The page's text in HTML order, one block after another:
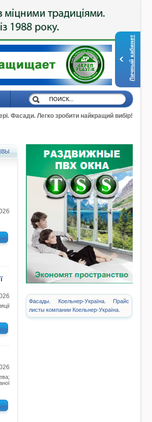
Личный кабинет
Фасади. Легко зробити найкращий вибір!
Фасады. Коельнер-Україна. Прайс
листы компании Коельнер-Україна.